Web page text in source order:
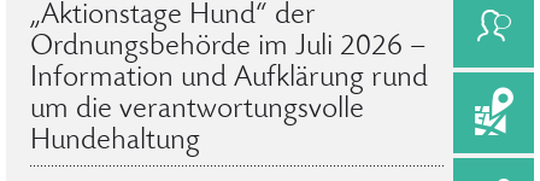
„Aktionstage Hund“ der
Ordnungsbehörde im Juli 2026 –
Information und Aufklärung rund
um die verantwortungsvolle
Hundehaltung